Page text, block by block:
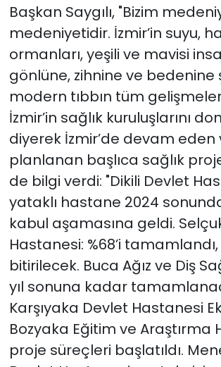
Başkan Saygılı, "Bizim
medeniyetidir. İzmir’in suyu,
ormanları, yeşili ve mavisi
gönlüne, zihnine ve bedenine
modern tıbbın tüm
İzmir’in sağlık kuruluşlarını
diyerek İzmir’de devam eden
planlanan başlıca sağlık
de bilgi verdi: "Dikili Devlet
yataklı hastane 2024
kabul aşamasına geldi.
Hastanesi: %68’i
bitirilecek. Buca Ağız ve Diş
yıl sonuna kadar
Karşıyaka Devlet Hastanesi
Bozyaka Eğitim ve Araştırma
proje süreçleri başlatıldı.